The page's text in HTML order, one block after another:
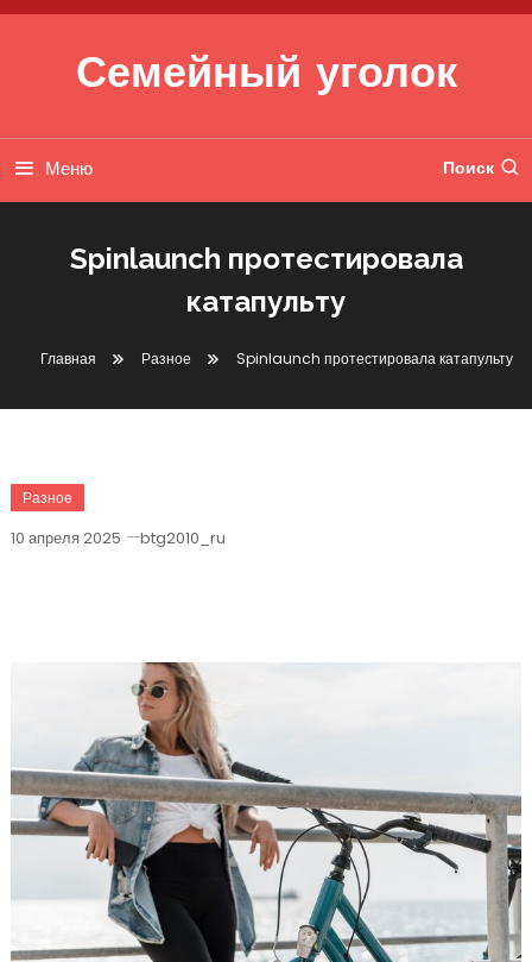
Перейти к содержимому
Семейный уголок
Меню Поиск
Spinlaunch протестировала
катапульту
Главная Разное Spinlaunch протестировала катапульту
Разное
10 апреля 2025 btg2010_ru